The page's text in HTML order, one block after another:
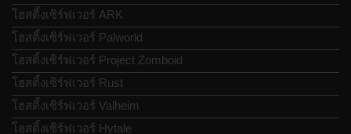
โฮสติ้งเซิร์ฟเวอร์ ARK
โฮสติ้งเซิร์ฟเวอร์ Palworld
โฮสติ้งเซิร์ฟเวอร์ Project Zomboid
โฮสติ้งเซิร์ฟเวอร์ Rust
โฮสติ้งเซิร์ฟเวอร์ Valheim
โฮสติ้งเซิร์ฟเวอร์ Hytale